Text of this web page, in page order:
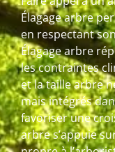
Élagage arbre
en respectant
Élagage arbre
les contraintes
et la taille arbre
mais intégrés
favoriser une
arbre s’appuie